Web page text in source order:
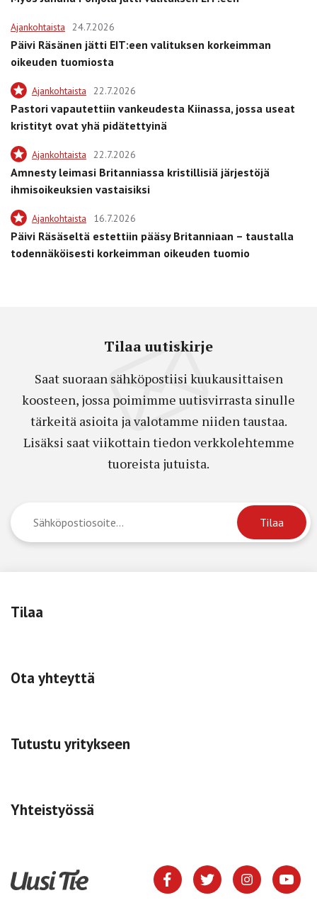
Ajankohtaista 24.7.2026
Päivi Räsänen jätti EIT:een valituksen korkeimman
oikeuden tuomiosta
Ajankohtaista 22.7.2026
Pastori vapautettiin vankeudesta Kiinassa, jossa useat
kristityt ovat yhä pidätettyinä
Ajankohtaista 22.7.2026
Amnesty leimasi Britanniassa kristillisiä järjestöjä
ihmisoikeuksien vastaisiksi
Ajankohtaista 16.7.2026
Päivi Räsäseltä estettiin pääsy Britanniaan – taustalla
todennäköisesti korkeimman oikeuden tuomio
Tilaa uutiskirje
Saat suoraan sähköpostiisi kuukausittaisen
koosteen, jossa poimimme uutisvirrasta sinulle
tärkeitä asioita ja valotamme niiden taustaa.
Lisäksi saat viikottain tiedon verkkolehtemme
tuoreista jutuista.
Tilaa
Ota yhteyttä
Tutustu yritykseen
Yhteistyössä